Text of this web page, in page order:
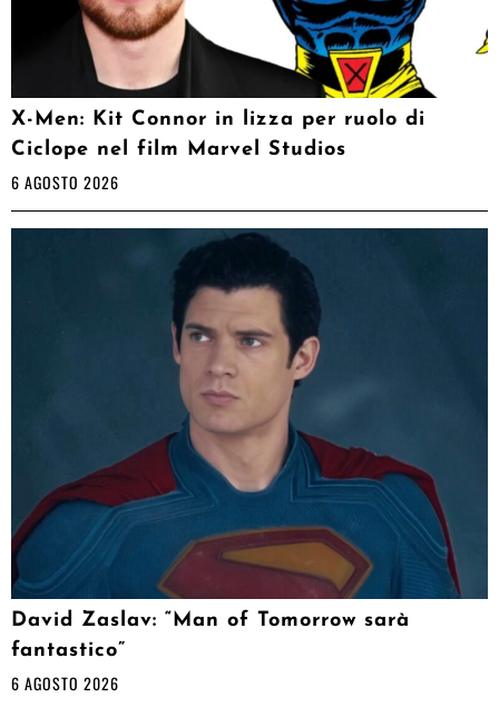
X-Men: Kit Connor in lizza per ruolo di
Ciclope nel film Marvel Studios
6 AGOSTO 2026
David Zaslav: “Man of Tomorrow sarà
fantastico”
6 AGOSTO 2026